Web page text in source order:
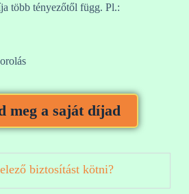
több tényezőtől függ. Pl.:
meg a saját díjad
biztosítást kötni?